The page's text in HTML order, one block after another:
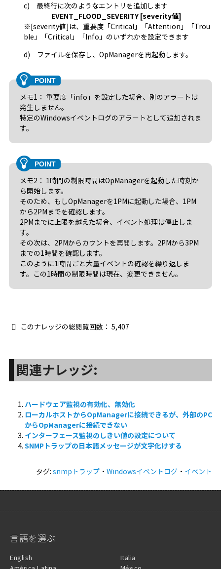
c) 最終行に次のようなエントリを追加します
EVENT_FLOOD_SEVERITY [severity値]
※[severity値]は、重要度「Critical」「Attention」「Trou
ble」「Critical」「Info」のいずれかを設定できます
d) ファイルを保存し、OpManagerを再起動します。
メモ1： 重要度「info」を設定した場合、別のアラートは
発生しません。
特定のWindowsイベントログのアラートとして追加されま
す。
メモ2： 1時間の制限時間はOpManagerを起動した時刻か
ら開始します。
そのため、もしOpManagerを1PMに起動した場合、1PM
から2PMまでを確認します。
2PMまでに上限を越えた場合、イベント処理は停止しま
す。
その次は、2PMからカウントを再開します。2PMから3PM
までの1時間を確認します。
このように1時間ごと大量イベントの確認を繰り返しま
す。この1時間の制限時間は現在、変更できません。
このナレッジの総閲覧回数： 5,407
関連ナレッジ:
ハードウェア監視の有効化、無効化
ローカルホストからOpManagerに接続できるが、外部のPC
からOpManagerに接続できない
インターフェース監視のしきい値の設定について
SNMPトラップの日本語メッセージが文字化けする
タグ:snmpトラップ ・Windowsイベントログ ・ イベント
言語を選ぶ
English
Italia